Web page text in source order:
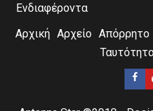
Ενδιαφέροντα
Αρχική Αρχείο Απόρρητο